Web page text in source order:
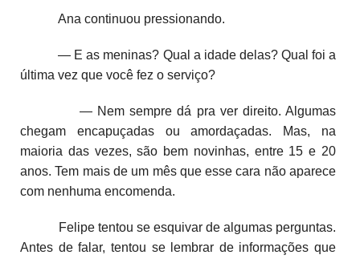
Ana continuou pressionando.
— E as meninas? Qual a idade delas? Qual foi a
última vez que você fez o serviço?
— Nem sempre dá pra ver direito. Algumas
chegam encapuçadas ou amordaçadas. Mas, na
maioria das vezes, são bem novinhas, entre 15 e 20
anos. Tem mais de um mês que esse cara não aparece
com nenhuma encomenda.
Felipe tentou se esquivar de algumas perguntas.
Antes de falar, tentou se lembrar de informações que